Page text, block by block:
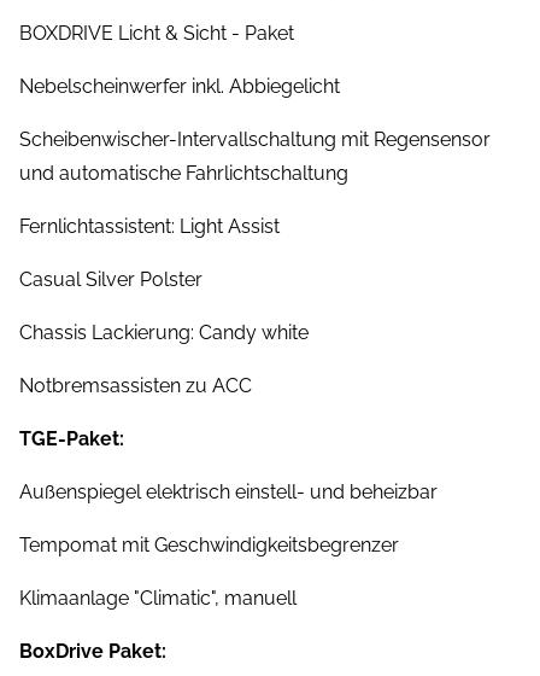
BOXDRIVE Licht & Sicht - Paket
Nebelscheinwerfer inkl. Abbiegelicht
Scheibenwischer-Intervallschaltung mit Regensensor
und automatische Fahrlichtschaltung
Fernlichtassistent: Light Assist
Casual Silver Polster
Chassis Lackierung: Candy white
Notbremsassisten zu ACC
TGE-Paket:
Außenspiegel elektrisch einstell- und beheizbar
Tempomat mit Geschwindigkeitsbegrenzer
Klimaanlage "Climatic", manuell
BoxDrive Paket: